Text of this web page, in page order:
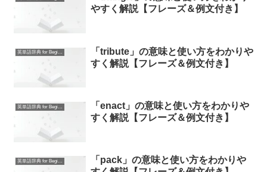
やすく解説【フレーズ＆例文付き】
英単語辞典 for Beginners
「tribute」の意味と使い方をわかりや
すく解説【フレーズ＆例文付き】
英単語辞典 for Beginners
「enact」の意味と使い方をわかりや
すく解説【フレーズ＆例文付き】
英単語辞典 for Beginners
「pack」の意味と使い方をわかりや